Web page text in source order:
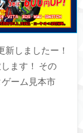
しましたー！
ます！ その
ーム見本市